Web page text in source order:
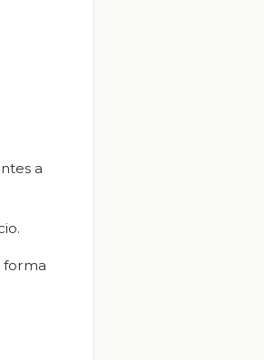
a
forma